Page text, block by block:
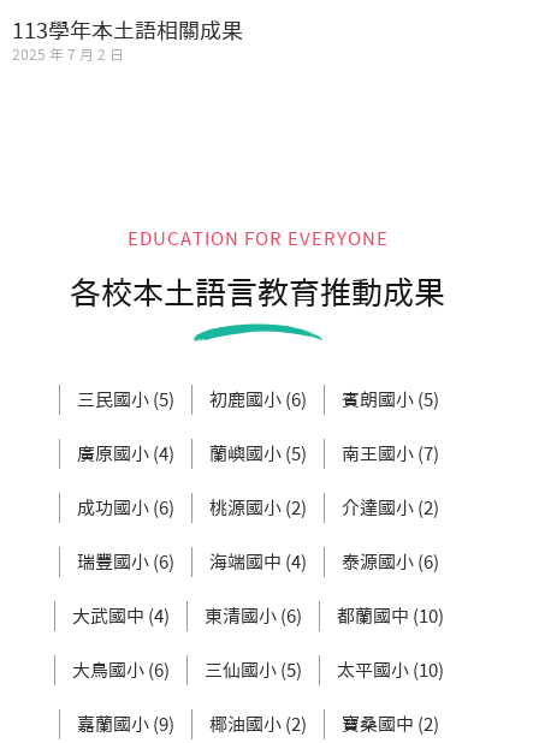
113學年本土語相關成果
2025 年 7 月 2 日
EDUCATION FOR EVERYONE
各校本土語言教育推動成果
三民國小 (5) 初鹿國小 (6) 賓朗國小 (5)
廣原國小 (4) 蘭嶼國小 (5) 南王國小 (7)
成功國小 (6) 桃源國小 (2) 介達國小 (2)
瑞豐國小 (6) 海端國中 (4) 泰源國小 (6)
大武國中 (4) 東清國小 (6) 都蘭國中 (10)
大鳥國小 (6) 三仙國小 (5) 太平國小 (10)
嘉蘭國小 (9) 椰油國小 (2) 寶桑國中 (2)